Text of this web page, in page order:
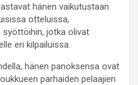
hänen vaikutustaan
otteluissa,
syöttöihin, jotka olivat
eri kilpailuissa.
hänen panoksensa ovat
parhaiden pelaajien